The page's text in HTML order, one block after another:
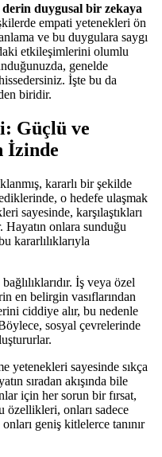
derin duygusal bir zekaya
empati yetenekleri ön
ve bu duygulara saygı
etkileşimlerini olumlu
genelde
İşte bu da
biridir.
Güçlü ve
İzinde
kararlı bir şekilde
o hedefe ulaşmak
sayesinde, karşılaştıkları
Hayatın onlara sunduğu
kararlılıklarıyla
İş veya özel
en belirgin vasıflarından
ciddiye alır, bu nedenle
sosyal çevrelerinde
yetenekleri sayesinde sıkça
sıradan akışında bile
için her sorun bir fırsat,
özellikleri, onları sadece
geniş kitlelerce tanınır